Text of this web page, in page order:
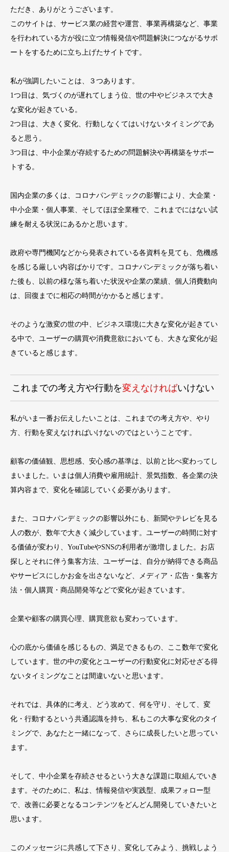
ただき、ありがとうございます。
このサイトは、サービス業の経営や運営、事業再構築など、事業
を行われている方が役に立つ情報発信や問題解決につながるサポ
ートをするために立ち上げたサイトです。
私が強調したいことは、３つあります。
1つ目は、気づくのが遅れてしまう位、世の中やビジネスで大き
な変化が起きている。
2つ目は、大きく変化、行動しなくてはいけないタイミングであ
ると思う。
3つ目は、中小企業が存続するための問題解決や再構築をサポー
トする。
国内企業の多くは、コロナパンデミックの影響により、大企業・
中小企業・個人事業、そしてほぼ全業種で、これまでにはない試
練を耐える状況にあるかと思います。
政府や専門機関などから発表されている各資料を見ても、危機感
を感じる厳しい内容ばかりです。コロナパンデミックが落ち着い
た後も、以前の様な落ち着いた状況や企業の業績、個人消費動向
は、回復までに相応の時間がかかると感じます。
そのような激変の世の中、ビジネス環境に大きな変化が起きてい
る中で、ユーザーの購買や消費意欲においても、大きな変化が起
きていると感じます。
これまでの考え方や行動を変えなければいけない
私がいま一番お伝えしたいことは、これまでの考え方や、やり
方、行動を変えなければいけないのではということです。
顧客の価値観、思想感、安心感の基準は、以前と比べ変わってし
まいました。いまは個人消費や雇用統計、景気指数、各企業の決
算内容まで、変化を確認していく必要があります。
また、コロナパンデミックの影響以外にも、新聞やテレビを見る
人の数が、数年で大きく減少しています。ユーザーの時間に対す
る価値が変わり、YouTubeやSNSの利用者が激増しました。お店
探しとそれに伴う集客方法、ユーザーは、自分が納得できる商品
やサービスにしかお金を出さないなど、メディア・広告・集客方
法・個人購買・商品開発等などで変化が起きています。
企業や顧客の購買心理、購買意欲も変わっています。
心の底から価値を感じるもの、満足できるもの、ここ数年で変化
しています。世の中の変化とユーザーの行動変化に対応せざる得
ないタイミングなことは間違いないと思います。
それでは、具体的に考え、どう攻めて、何を守り、そして、変
化・行動するという共通認識を持ち、私もこの大事な変化のタイ
ミングで、あなたと一緒になって、さらに成長したいと思ってい
ます。
そして、中小企業を存続させるという大きな課題に取組んでいき
ます。そのために、私は、情報発信や実践型、成果フォロー型
で、改善に必要となるコンテンツをどんどん開発していきたいと
思います。
このメッセージに共感して下さり、変化してみよう、挑戦しよう